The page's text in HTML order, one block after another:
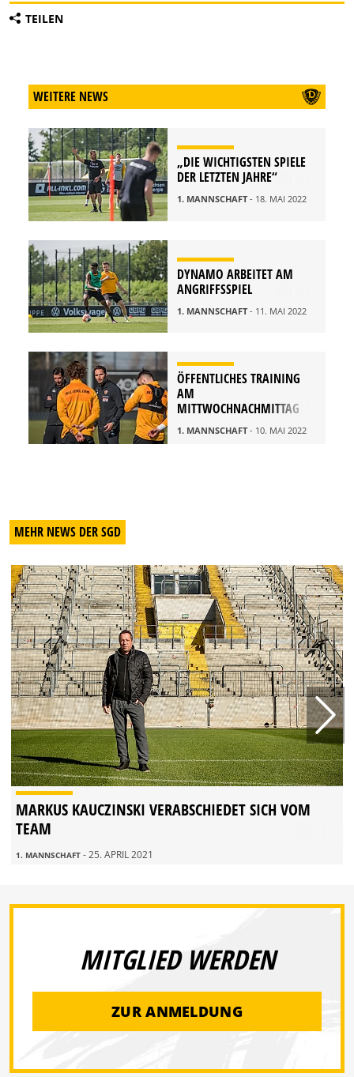
TEILEN
WEITERE NEWS
„DIE WICHTIGSTEN SPIELE
DER LETZTEN JAHRE“
1. MANNSCHAFT- 18. MAI 2022
DYNAMO ARBEITET AM
ANGRIFFSSPIEL
1. MANNSCHAFT- 11. MAI 2022
ÖFFENTLICHES TRAINING
AM
MITTWOCHNACHMITTAG
1. MANNSCHAFT- 10. MAI 2022
MEHR NEWS DER SGD
MARKUS KAUCZINSKI VERABSCHIEDET SICH VOM
TEAM
1. MANNSCHAFT - 25. APRIL 2021
MITGLIED WERDEN
ZUR ANMELDUNG